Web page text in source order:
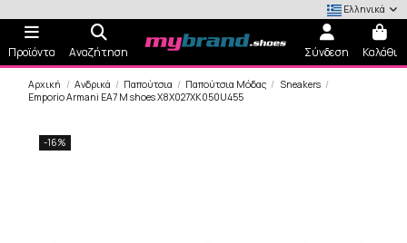
Ελληνικά
Προϊόντα Αναζήτηση Σύνδεση Καλάθι
Αρχική Ανδρικά Παπούτσια Παπούτσια Μόδας
Sneakers
Emporio Armani EA7 M shoes X8X027XK050U455
-16%